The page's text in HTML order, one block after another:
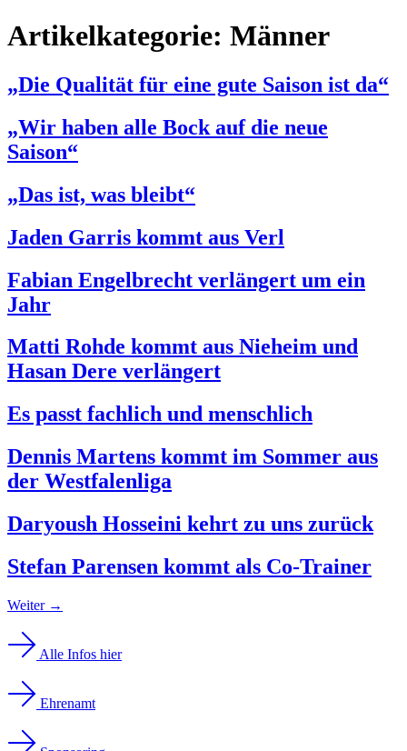
Artikelkategorie: Männer
„Die Qualität für eine gute Saison ist da“
„Wir haben alle Bock auf die neue
Saison“
„Das ist, was bleibt“
Jaden Garris kommt aus Verl
Fabian Engelbrecht verlängert um ein
Jahr
Matti Rohde kommt aus Nieheim und
Hasan Dere verlängert
Es passt fachlich und menschlich
Dennis Martens kommt im Sommer aus
der Westfalenliga
Daryoush Hosseini kehrt zu uns zurück
Stefan Parensen kommt als Co-Trainer
Weiter →
Alle Infos hier
Ehrenamt